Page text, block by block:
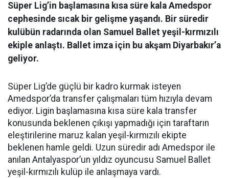
Süper Lig’in başlamasına kısa süre kala Amedspor
cephesinde sıcak bir gelişme yaşandı. Bir süredir
kulübün radarında olan Samuel Ballet yeşil-kırmızılı
ekiple anlaştı. Ballet imza için bu akşam Diyarbakır’a
geliyor.
Süper Lig’de güçlü bir kadro kurmak isteyen
Amedspor’da transfer çalışmaları tüm hızıyla devam
ediyor. Ligin başlamasına kısa süre kala transfer
konusunda beklenen çıkışı yapmadığı için taraftarın
eleştirilerine maruz kalan yeşil-kırmızılı ekipte
beklenen hamle geldi. Uzun süredir adı Amedspor ile
anılan Antalyaspor’un yıldız oyuncusu Samuel Ballet
yeşil-kırmızılı kulüp ile anlaşmaya vardı.